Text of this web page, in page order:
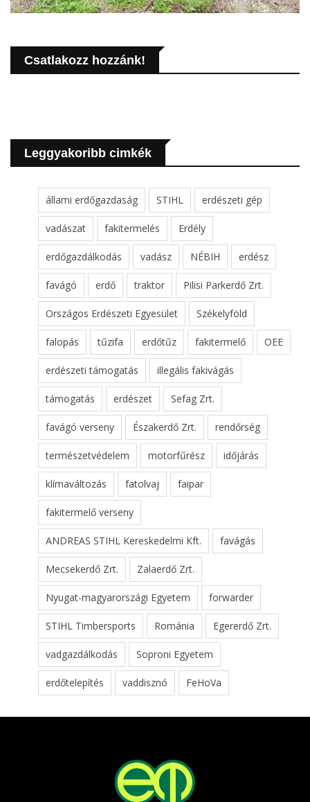
Csatlakozz hozzánk!
Leggyakoribb cimkék
állami erdőgazdaság STIHL erdészeti gép
vadászat fakitermelés Erdély
erdőgazdálkodás vadász NÉBIH erdész
favágó erdő traktor Pilisi Parkerdő Zrt.
Országos Erdészeti Egyesület Székelyföld
falopás tűzifa erdőtűz fakitermelő OEE
erdészeti támogatás illegális fakivágás
támogatás erdészet Sefag Zrt.
favágó verseny Északerdő Zrt. rendőrség
természetvédelem motorfűrész időjárás
klímaváltozás fatolvaj faipar
fakitermelő verseny
ANDREAS STIHL Kereskedelmi Kft. favágás
Mecsekerdő Zrt. Zalaerdő Zrt.
Nyugat-magyarországi Egyetem forwarder
STIHL Timbersports Románia Egererdő Zrt.
vadgazdálkodás Soproni Egyetem
erdőtelepítés vaddisznó FeHoVa